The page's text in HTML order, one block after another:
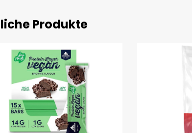
Produkte